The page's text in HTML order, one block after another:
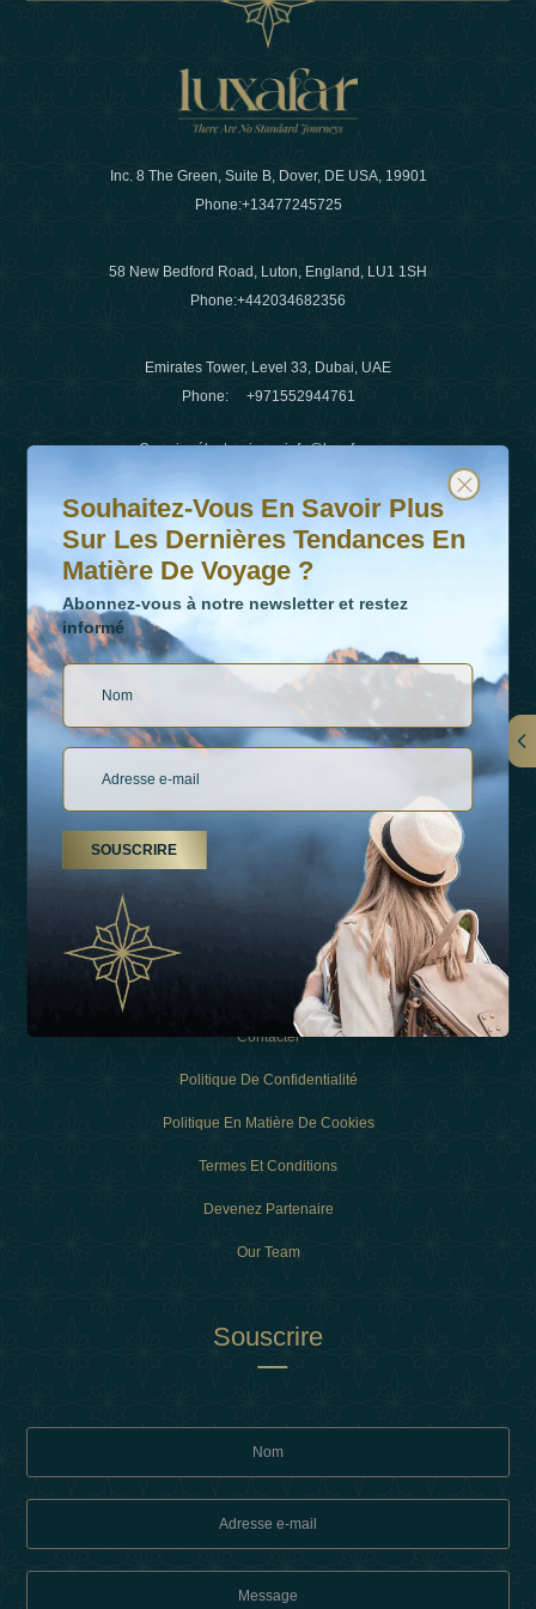
Inc. 8 The Green, Suite B, Dover, DE USA, 19901
Phone:+13477245725
58 New Bedford Road, Luton, England, LU1 1SH
Phone:+442034682356
Emirates Tower, Level 33, Dubai, UAE
Phone: +971552944761
Courrier électronique:info@luxafar.com
WhatsApp N°
+442034682356
+971552944761
LIENS
À Propos De Nous
Types De Vacances
Contacter
Politique De Confidentialité
Politique En Matière De Cookies
Termes Et Conditions
Devenez Partenaire
Our Team
Souscrire
Souhaitez-vous en savoir plus sur les dernières
Abonnez-vous à notre newsletter et restez informé
Souhaitez-Vous En Savoir Plus
Sur Les Dernières Tendances En
Matière De Voyage ?
Abonnez-vous à notre newsletter et restez
informé
SOUSCRIRE